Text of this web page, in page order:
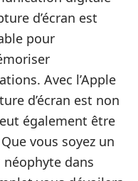
d’écran est
pour
Avec l’Apple
d’écran est non
également être
vous soyez un
dans